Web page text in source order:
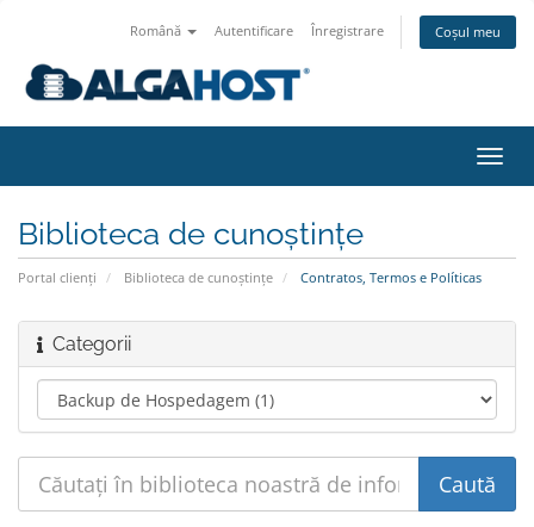
Română Autentificare Înregistrare Coșul meu
Biblioteca de cunoștințe
Portal clienți Biblioteca de cunoștințe Contratos, Termos e Políticas
Categorii